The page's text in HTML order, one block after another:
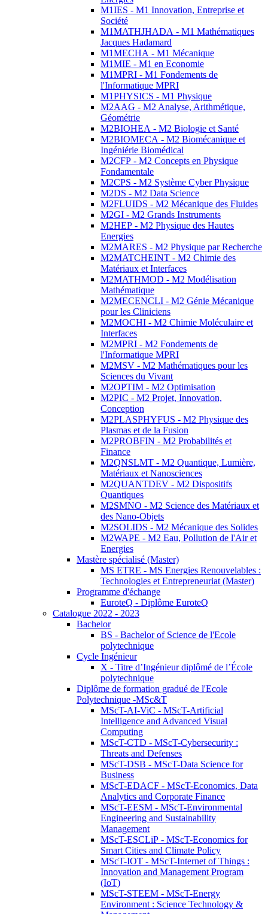
M1IES - M1 Innovation, Entreprise et
Société
M1MATHJHADA - M1 Mathématiques
Jacques Hadamard
M1MECHA - M1 Mécanique
M1MIE - M1 en Economie
M1MPRI - M1 Fondements de
l'Informatique MPRI
M1PHYSICS - M1 Physique
M2AAG - M2 Analyse, Arithmétique,
Géométrie
M2BIOHEA - M2 Biologie et Santé
M2BIOMECA - M2 Biomécanique et
Ingéniérie Biomédical
M2CFP - M2 Concepts en Physique
Fondamentale
M2CPS - M2 Système Cyber Physique
M2DS - M2 Data Science
M2FLUIDS - M2 Mécanique des Fluides
M2GI - M2 Grands Instruments
M2HEP - M2 Physique des Hautes
Energies
M2MARES - M2 Physique par Recherche
M2MATCHEINT - M2 Chimie des
Matériaux et Interfaces
M2MATHMOD - M2 Modélisation
Mathématique
M2MECENCLI - M2 Génie Mécanique
pour les Cliniciens
M2MOCHI - M2 Chimie Moléculaire et
Interfaces
M2MPRI - M2 Fondements de
l'Informatique MPRI
M2MSV - M2 Mathématiques pour les
Sciences du Vivant
M2OPTIM - M2 Optimisation
M2PIC - M2 Projet, Innovation,
Conception
M2PLASPHYFUS - M2 Physique des
Plasmas et de la Fusion
M2PROBFIN - M2 Probabilités et
Finance
M2QNSLMT - M2 Quantique, Lumière,
Matériaux et Nanosciences
M2QUANTDEV - M2 Dispositifs
Quantiques
M2SMNO - M2 Science des Matériaux et
des Nano-Objets
M2SOLIDS - M2 Mécanique des Solides
M2WAPE - M2 Eau, Pollution de l'Air et
Energies
Mastère spécialisé (Master)
MS ETRE - MS Energies Renouvelables :
Technologies et Entrepreneuriat (Master)
Programme d'échange
EuroteQ - Diplôme EuroteQ
Catalogue 2022 - 2023
Bachelor
BS - Bachelor of Science de l'Ecole
polytechnique
Cycle Ingénieur
X - Titre d’Ingénieur diplômé de l’École
polytechnique
Diplôme de formation gradué de l'Ecole
Polytechnique -MSc&T
MScT-AI-ViC - MScT-Artificial
Intelligence and Advanced Visual
Computing
MScT-CTD - MScT-Cybersecurity :
Threats and Defenses
MScT-DSB - MScT-Data Science for
Business
MScT-EDACF - MScT-Economics, Data
Analytics and Corporate Finance
MScT-EESM - MScT-Environmental
Engineering and Sustainability
Management
MScT-ESCLiP - MScT-Economics for
Smart Cities and Climate Policy
MScT-IOT - MScT-Internet of Things :
Innovation and Management Program
(IoT)
MScT-STEEM - MScT-Energy
Environment : Science Technology &